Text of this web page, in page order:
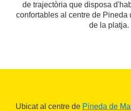
de trajectòria que disposa
confortables al centre de Pineda
de la platja.
Ubicat al centre de Pineda de